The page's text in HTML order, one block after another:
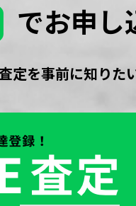
でお申し
定を事前に知りた